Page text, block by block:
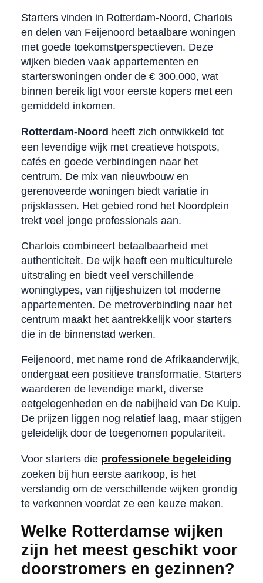
Starters vinden in Rotterdam-Noord, Charlois
en delen van Feijenoord betaalbare woningen
met goede toekomstperspectieven. Deze
wijken bieden vaak appartementen en
starterswoningen onder de € 300.000, wat
binnen bereik ligt voor eerste kopers met een
gemiddeld inkomen.
Rotterdam-Noord heeft zich ontwikkeld tot
een levendige wijk met creatieve hotspots,
cafés en goede verbindingen naar het
centrum. De mix van nieuwbouw en
gerenoveerde woningen biedt variatie in
prijsklassen. Het gebied rond het Noordplein
trekt veel jonge professionals aan.
Charlois combineert betaalbaarheid met
authenticiteit. De wijk heeft een multiculturele
uitstraling en biedt veel verschillende
woningtypes, van rijtjeshuizen tot moderne
appartementen. De metroverbinding naar het
centrum maakt het aantrekkelijk voor starters
die in de binnenstad werken.
Feijenoord, met name rond de Afrikaanderwijk,
ondergaat een positieve transformatie. Starters
waarderen de levendige markt, diverse
eetgelegenheden en de nabijheid van De Kuip.
De prijzen liggen nog relatief laag, maar stijgen
geleidelijk door de toegenomen populariteit.
Voor starters die professionele begeleiding
zoeken bij hun eerste aankoop, is het
verstandig om de verschillende wijken grondig
te verkennen voordat ze een keuze maken.
Welke Rotterdamse wijken
zijn het meest geschikt voor
doorstromers en gezinnen?